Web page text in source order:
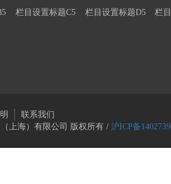
栏目设置标题C5
栏目设置标题D5
栏
联系我们
上海）有限公司 版权所有 / 沪ICP备